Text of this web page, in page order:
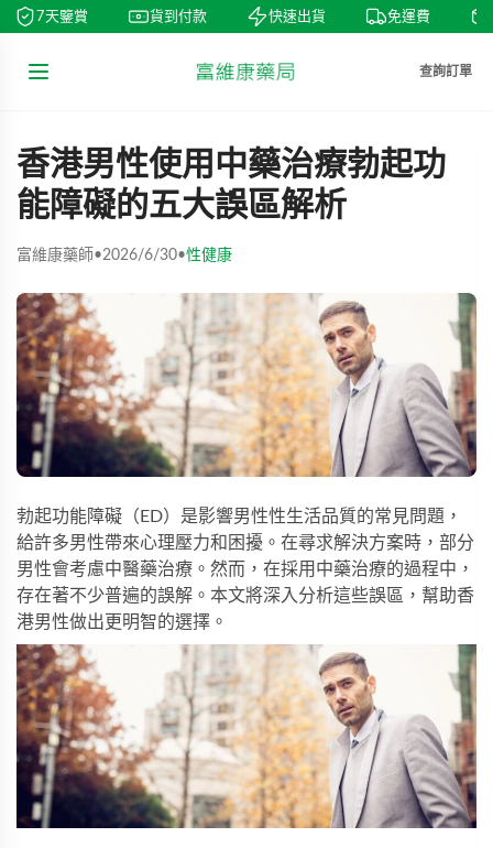
7天鑒賞 貨到付款 快速出貨 免運費
查詢訂單
香港男性使用中藥治療勃起功
能障礙的五大誤區解析
富維康藥師•2026/6/30•性健康
勃起功能障礙（ED）是影響男性性生活品質的常見問題，
給許多男性帶來心理壓力和困擾。在尋求解決方案時，部分
男性會考慮中醫藥治療。然而，在採用中藥治療的過程中，
存在著不少普遍的誤解。本文將深入分析這些誤區，幫助香
港男性做出更明智的選擇。